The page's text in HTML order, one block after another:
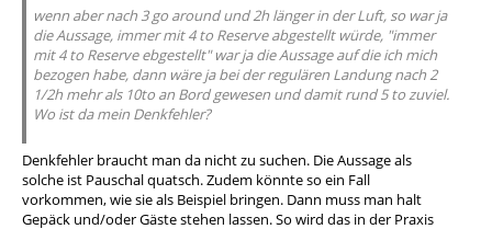
wenn aber nach 3 go around und 2h länger in der Luft, so war ja
die Aussage, immer mit 4 to Reserve abgestellt würde, "immer
mit 4 to Reserve ebgestellt" war ja die Aussage auf die ich mich
bezogen habe, dann wäre ja bei der regulären Landung nach 2
1/2h mehr als 10to an Bord gewesen und damit rund 5 to zuviel.
Wo ist da mein Denkfehler?
Denkfehler braucht man da nicht zu suchen. Die Aussage als
solche ist Pauschal quatsch. Zudem könnte so ein Fall
vorkommen, wie sie als Beispiel bringen. Dann muss man halt
Gepäck und/oder Gäste stehen lassen. So wird das in der Praxis